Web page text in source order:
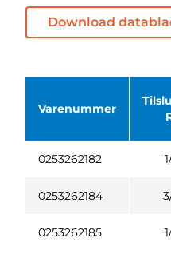
Download
Varenummer
0253262182
0253262184
0253262185